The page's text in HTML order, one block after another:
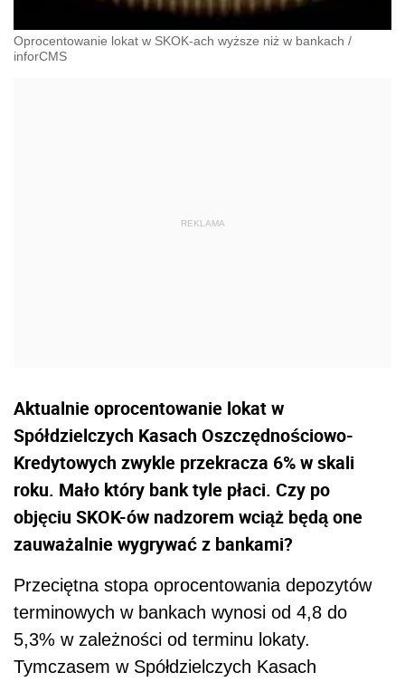
Oprocentowanie lokat w SKOK-ach wyższe niż w bankach /
inforCMS
Aktualnie oprocentowanie lokat w
Spółdzielczych Kasach Oszczędnościowo-
Kredytowych zwykle przekracza 6% w skali
roku. Mało który bank tyle płaci. Czy po
objęciu SKOK-ów nadzorem wciąż będą one
zauważalnie wygrywać z bankami?
Przeciętna stopa oprocentowania depozytów
terminowych w bankach wynosi od 4,8 do
5,3% w zależności od terminu lokaty.
Tymczasem w Spółdzielczych Kasach